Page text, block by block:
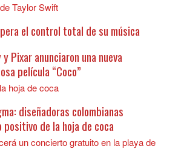
el control total de su música
Pixar anunciaron una nueva
película “Coco”
diseñadoras colombianas
positivo de la hoja de coca